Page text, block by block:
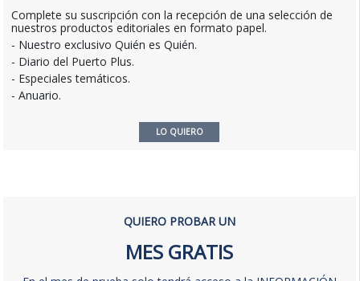
Complete su suscripción con la recepción de una selección de
nuestros productos editoriales en formato papel.
- Nuestro exclusivo Quién es Quién.
- Diario del Puerto Plus.
- Especiales temáticos.
- Anuario.
LO QUIERO
QUIERO PROBAR UN
MES GRATIS